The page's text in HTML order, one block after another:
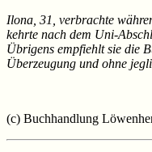
Ilona, 31, verbrachte
kehrte nach dem Uni-
Übrigens empfiehlt sie die
Überzeugung und ohne
(c) Buchhandlung